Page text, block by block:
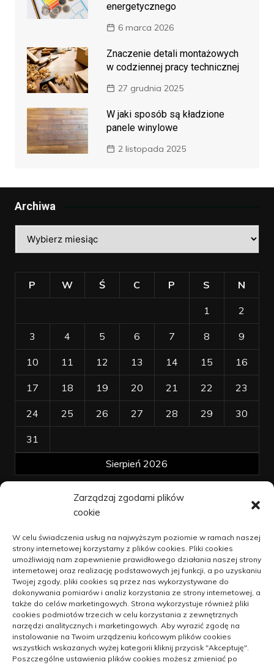
Zarządzaj zgodami plików
cookie
W celu świadczenia usług na najwyższym poziomie w ramach naszej
strony internetowej korzystamy z plików cookies. Pliki cookies
umożliwiają nam zapewnienie prawidłowego działania naszej strony
internetowej oraz realizację podstawowych jej funkcji, a po uzyskaniu
Twojej zgody, pliki cookies są przez nas wykorzystywane do
dokonywania pomiarów i analiz korzystania ze strony internetowej, a
także do celów marketingowych. Strona wykorzystuje również pliki
cookies podmiotów trzecich w celu korzystania z zewnętrznych
narzędzi analitycznych i marketingowych. Aby wyrazić zgodę na
instalowanie na Twoim urządzeniu końcowym plików cookies
wszystkich wskazanych wyżej kategorii kliknij przycisk "Akceptuję".
Poszczególne ustawienia plików cookies możesz zmieniać po
energetycznego
6 marca 2026
Znaczenie detali montażowych
w codziennej pracy technicznej
27 grudnia 2025
W jaki sposób są kładzione
panele winylowe
2 listopada 2025
Archiwa
Sierpień 2026
P W Ś C P S N
1 2
3 4 5 6 7 8 9
10 11 12 13 14 15 16
17 18 19 20 21 22 23
24 25 26 27 28 29 30
31
Polityka plików cookies (EU)
Polityka prywatności
Jak unowocześniać dzialalność na
wsi
9 kwietnia 2021
Blachy oraz blachowkręty –